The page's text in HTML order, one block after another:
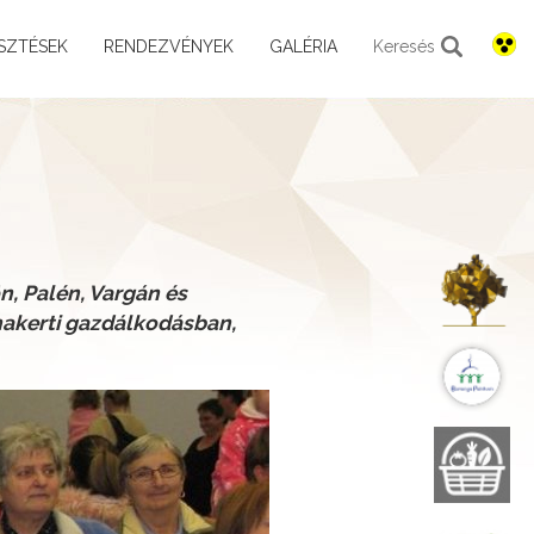
RENDEZVÉNYEK GALÉRIA Keresés
Palén, Vargán és
gazdálkodásban,